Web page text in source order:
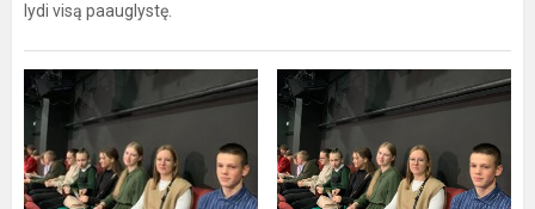
lydi visą paauglystę.